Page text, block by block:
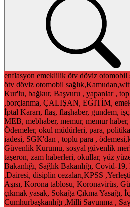
enflasyon emeklilik ötv döviz otomobil
ötv döviz otomobil
Kur'lu, bağkur, Başvuru , yapanlar ,
,borçlanma, ÇALIŞAN, EĞİTİM,
İptal Kararı, flaş, flaşhaber, gundem,
MEB, mebhaber, memur, memur
Ödemeler, okul müdürleri, para,
iadesi, SGK'dan , toplu para ,
Güvenlik Kurumu, sosyal güvenlik
taşeron, zam haberleri, okullar, yüz
Bakanlığı, Sağlık Bakanlığı, Covid-
,Dairesi, disiplin cezaları,KPSS
Aşısı, Korona tablosu, Koronavirüs,
çıkmak yasak, Sokağa Çıkma Yasağı,
Cumhurbaşkanlığı ,Milli Savunma ,